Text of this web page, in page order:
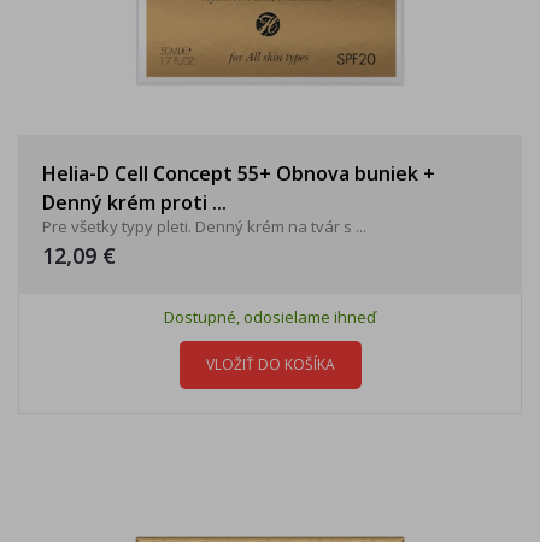
Helia-D Cell Concept 55+ Obnova buniek +
Denný krém proti ...
Pre všetky typy pleti. Denný krém na tvár s ...
12,09 €
Dostupné, odosielame ihneď
VLOŽIŤ DO KOŠÍKA